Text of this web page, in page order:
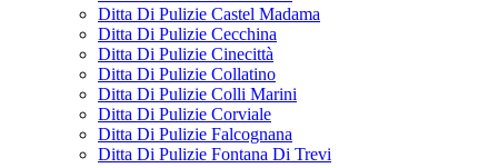
Ditta Di Pulizie Castel Madama
Ditta Di Pulizie Cecchina
Ditta Di Pulizie Cinecittà
Ditta Di Pulizie Collatino
Ditta Di Pulizie Colli Marini
Ditta Di Pulizie Corviale
Ditta Di Pulizie Falcognana
Ditta Di Pulizie Fontana Di Trevi